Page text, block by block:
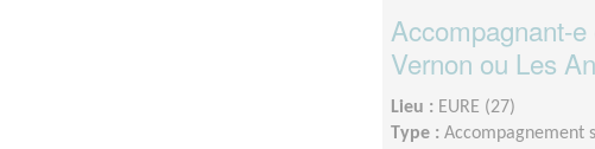
Accompagnant-
Vernon ou Les
Lieu : EURE (27)
Type : Accompagnement